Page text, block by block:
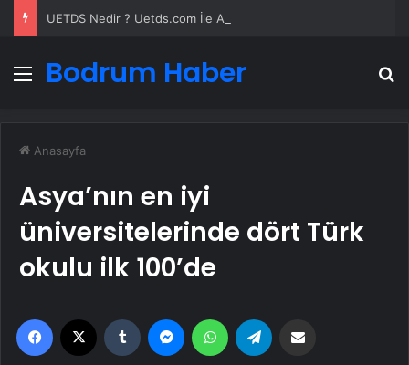
Menü
Bodrum Haber
Anasayfa
Asya’nın en iyi
üniversitelerinde dört Türk
okulu ilk 100’de
Facebook Tumblr MessengerWhatsApp